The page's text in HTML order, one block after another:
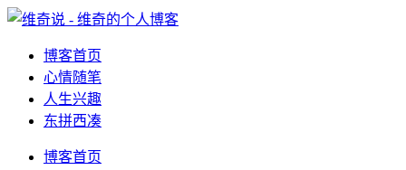
博客首页
心情随笔
人生兴趣
东拼西凑
博客首页